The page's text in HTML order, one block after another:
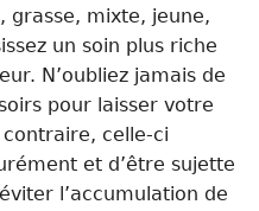
grasse, mixte, jeune,
un soin plus riche
N’oubliez jamais de
pour laisser votre
celle-ci
et d’être sujette
l’accumulation de